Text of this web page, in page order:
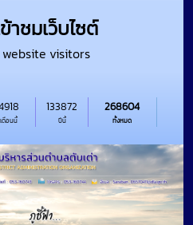
าชมเว็บไซต์
visitors
เดือนนี้ ปีนี้
133872
ทั้งหมด
268604